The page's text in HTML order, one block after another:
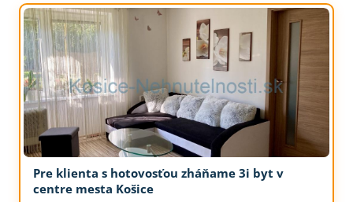
Pre klienta s hotovosťou zháňame 3i byt v
centre mesta Košice